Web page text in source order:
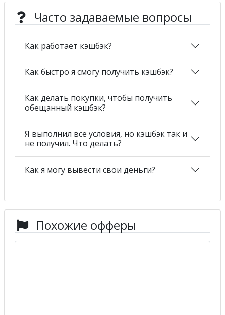
Часто задаваемые вопросы
Как работает кэшбэк?
Как быстро я смогу получить кэшбэк?
Как делать покупки, чтобы получить
обещанный кэшбэк?
Я выполнил все условия, но кэшбэк так и
не получил. Что делать?
Как я могу вывести свои деньги?
Похожие офферы